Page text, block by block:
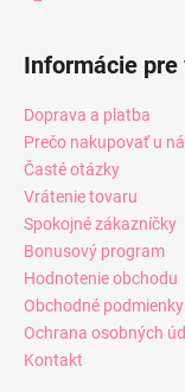
Informácie pre
Doprava a platba
Prečo nakupovať u
Časté otázky
Vrátenie tovaru
Spokojné zákazníčky
Bonusový program
Hodnotenie obchodu
Obchodné podmienky
Ochrana osobných
Kontakt